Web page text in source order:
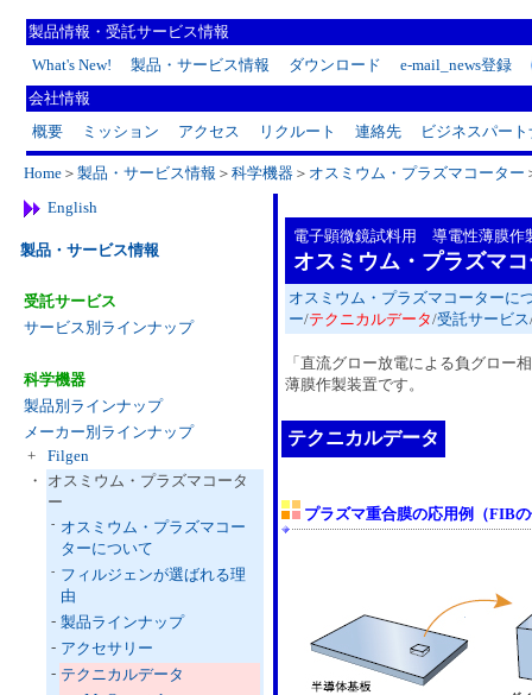
製品情報・受託サービス情報
What's New!
製品・サービス情報 ダウンロード
e-mail_news登録
会社情報
概要
ミッション アクセス リクルート 連絡先 ビジネスパー
Home ＞ 製品・サービス情報 ＞ 科学機器 ＞ オスミウム・プラズマコーター
English
製品・サービス情報
受託サービス
サービス別ラインナップ
科学機器
製品別ラインナップ
メーカー別ラインナップ
+
Filgen
・
オスミウム・プラズマコータ
ー
- オスミウム・プラズマコー
ターについて
- フィルジェンが選ばれる理
由
- 製品ラインナップ
- アクセサリー
- テクニカルデータ
電子顕微鏡試料用 導電性薄膜作
オスミウム・プラズマ
オスミウム・プラズマコーターに
ー/テクニカルデータ/受託サービス
「直流グロー放電による負グロー
薄膜作製装置です。
テクニカルデータ
プラズマ重合膜の応用例（FIB